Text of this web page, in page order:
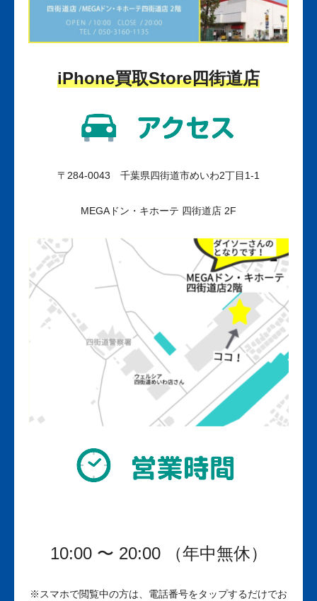
iPhone買取Store四街道店
〒284-0043 千葉県四街道市めいわ2丁目1-1
MEGAドン・キホーテ 四街道店 2F
10:00 〜 20:00 （年中無休）
※ スマホで閲覧中の方は、電話番号をタップするだけでお